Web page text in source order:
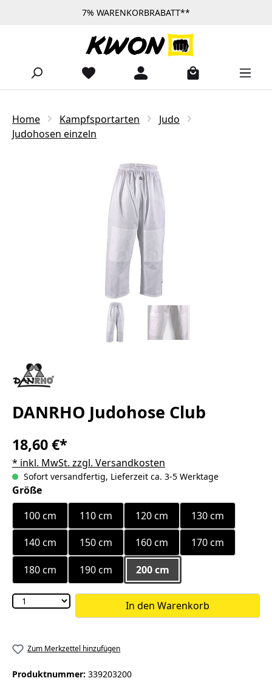
Zum Hauptinhalt springen7% WARENKORBRABATT**
Home Kampfsportarten
Judo
Judohosen einzeln
Bildergalerie überspringen
DANRHO Judohose Club
18,60 €*
* inkl. MwSt. zzgl. Versandkosten
Sofort versandfertig, Lieferzeit ca. 3-5 Werktage
Größeauswählen
100 cm
110 cm 120 cm
130 cm
140 cm
150 cm 160 cm 170 cm
180 cm 190 cm 200 cm
In den Warenkorb
Zum Merkzettel hinzufügen
Produktnummer: 339203200